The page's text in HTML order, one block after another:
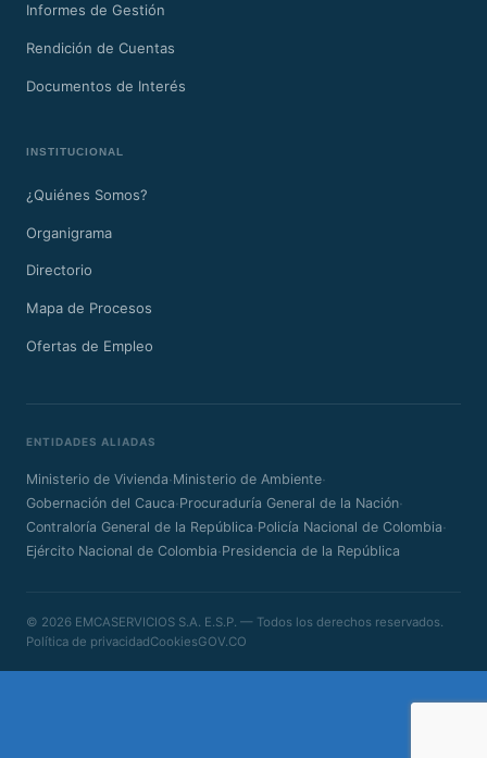
Informes de Gestión
Rendición de Cuentas
Documentos de Interés
INSTITUCIONAL
¿Quiénes Somos?
Organigrama
Directorio
Mapa de Procesos
Ofertas de Empleo
ENTIDADES ALIADAS
Ministerio de Vivienda·Ministerio de Ambiente·
Gobernación del Cauca·Procuraduría General de la Nación·
Contraloría General de la República·Policía Nacional de Colombia·
Ejército Nacional de Colombia·Presidencia de la República
© 2026 EMCASERVICIOS S.A. E.S.P. — Todos los derechos reservados.
Política de privacidadCookiesGOV.CO